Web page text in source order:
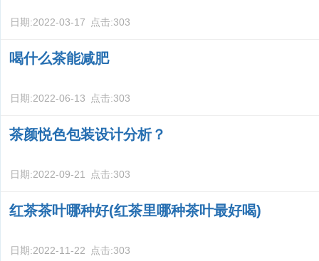
日期:2022-03-17 点击:303
喝什么茶能减肥
日期:2022-06-13 点击:303
茶颜悦色包装设计分析？
日期:2022-09-21 点击:303
红茶茶叶哪种好(红茶里哪种茶叶最好喝)
日期:2022-11-22 点击:303